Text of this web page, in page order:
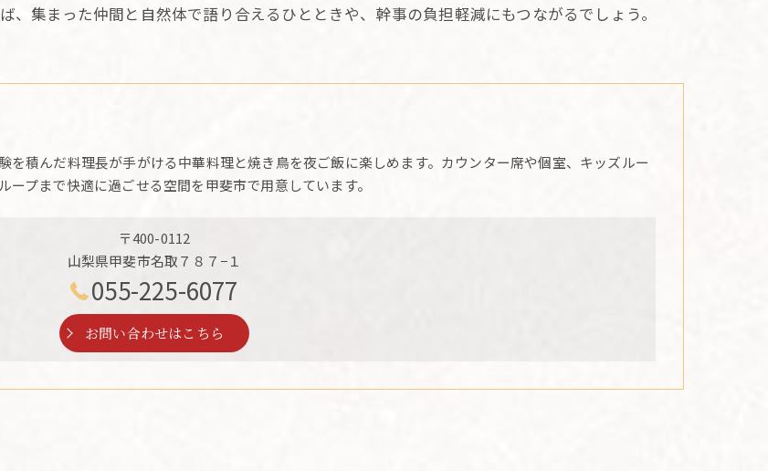
集まった仲間と自然体で語り合えるひとときや、幹事の負担軽減にもつながるでしょう。
を積んだ料理長が手がける中華料理と焼き鳥を夜ご飯に楽しめます。カウンター席や個室、キッズルー
ープまで快適に過ごせる空間を甲斐市で用意しています。
〒400-0112
山梨県甲斐市名取７８７−１
055-225-6077
お問い合わせはこちら